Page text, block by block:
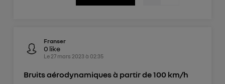
Franser
0 like
Le 27 mars 2023 à 02:35
Bruits aérodynamiques à partir de 100 km/h